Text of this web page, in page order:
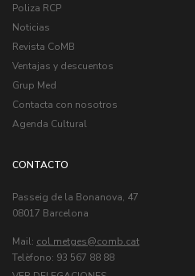
Poliza RCP
Noticias
Revista CoMB
Ventajas y descuentos
Grup Med
Contacta con nosotros
Agenda Cultural
CONTACTO
Passeig de la Bonanova, 47
08017 Barcelona
Mail: col.metges
Telèfono: 93 567 88 88